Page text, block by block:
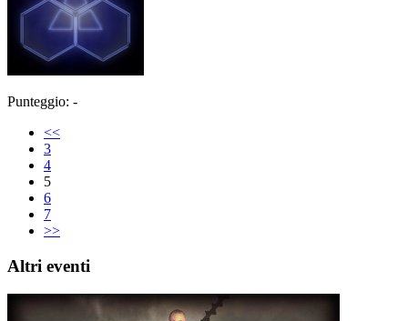
Punteggio: -
<<
3
4
5
6
7
>>
Altri eventi